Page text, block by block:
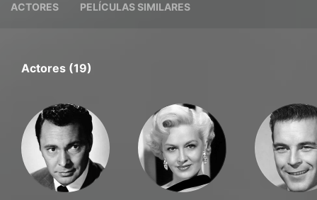
ACTORES PELÍCULAS SIMILARES
Actores (19)